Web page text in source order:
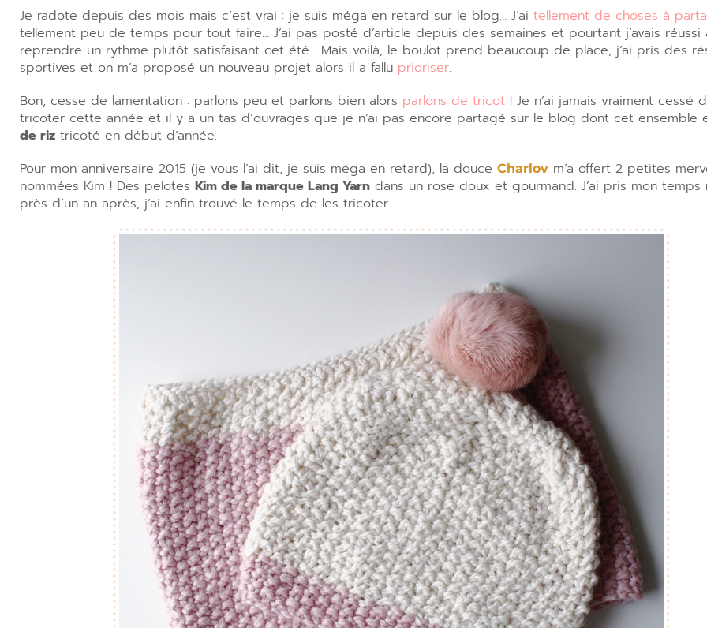
Je radote depuis des mois mais c’est vrai : je suis méga en retard sur le blog… J’ai tellement de choses à
tellement peu de temps pour tout faire… J’ai pas posté d’article depuis des semaines et pourtant j’avais réussi
reprendre un rythme plutôt satisfaisant cet été… Mais voilà, le boulot prend beaucoup de place, j’ai pris des
sportives et on m’a proposé un nouveau projet alors il a fallu prioriser.
Bon, cesse de lamentation : parlons peu et parlons bien alors parlons de tricot ! Je n’ai jamais vraiment cessé
tricoter cette année et il y a un tas d’ouvrages que je n’ai pas encore partagé sur le blog dont cet ensemble
de riz tricoté en début d’année.
Pour mon anniversaire 2015 (je vous l’ai dit, je suis méga en retard), la douce Charlov m’a offert 2 petites
nommées Kim ! Des pelotes Kim de la marque Lang Yarn dans un rose doux et gourmand. J’ai pris mon temps
près d’un an après, j’ai enfin trouvé le temps de les tricoter.